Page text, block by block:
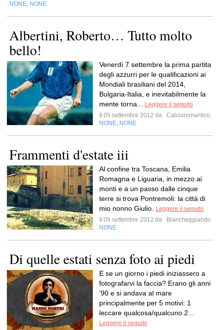
NONE NONE
Albertini, Roberto… Tutto molto
bello!
Venerdì 7 settembre la prima partita
degli azzurri per le qualificazioni ai
Mondiali brasiliani del 2014,
Bulgaria-Italia, e inevitabilmente la
mente torna...
Leggere il seguito
Il 05 settembre 2012 da
Calcioromantico
NONE NONE
Frammenti d'estate iii
Al confine tra Toscana, Emilia
Romagna e Liguaria, in mezzo ai
monti e a un passo dalle cinque
terre si trova Pontremoli: la città di
mio nonno Giulio.
Leggere il seguito
Il 05 settembre 2012 da
Biancheggiando
NONE
Di quelle estati senza foto ai piedi
E se un giorno i piedi iniziassero a
fotografarvi la faccia? Erano gli anni
’90 e si andava al mare
principalmente per 5 motivi: 1
leccare qualcosa/qualcuno 2...
Leggere il seguito